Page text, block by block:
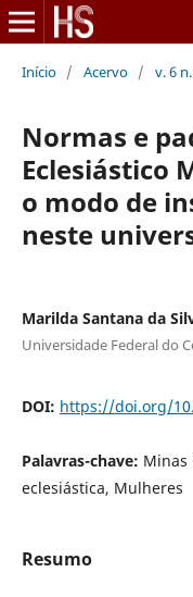
Início / Acervo / v. 6
Normas e
Eclesiástico
o modo de
neste
Marilda Santana da
Universidade Federal do
DOI: https://doi.org/
Palavras-chave: Minas
eclesiástica, Mulheres
Resumo